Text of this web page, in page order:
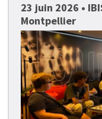
23 juin 2026 •
Montpellier